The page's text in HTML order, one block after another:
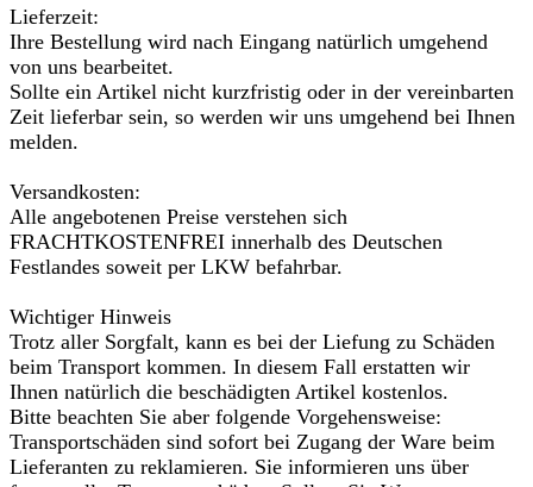
Lieferzeit:
Ihre Bestellung wird nach Eingang natürlich umgehend
von uns bearbeitet.
Sollte ein Artikel nicht kurzfristig oder in der vereinbarten
Zeit lieferbar sein, so werden wir uns umgehend bei Ihnen
melden.
Versandkosten:
Alle angebotenen Preise verstehen sich
FRACHTKOSTENFREI innerhalb des Deutschen
Festlandes soweit per LKW befahrbar.
Wichtiger Hinweis
Trotz aller Sorgfalt, kann es bei der Liefung zu Schäden
beim Transport kommen. In diesem Fall erstatten wir
Ihnen natürlich die beschädigten Artikel kostenlos.
Bitte beachten Sie aber folgende Vorgehensweise:
Transportschäden sind sofort bei Zugang der Ware beim
Lieferanten zu reklamieren. Sie informieren uns über